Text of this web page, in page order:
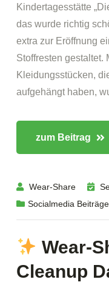
Kindertagesstätte
das wurde richtig
extra zur Eröffnung
Stoffresten gestaltet.
Kleidungsstücken,
aufgehängt haben,
zum Beitrag
Wear-Share
Socialmedia Beiträge
Wear-
Cleanup